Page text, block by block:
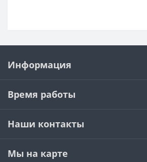
Информация
Время работы
Наши контакты
Мы на карте